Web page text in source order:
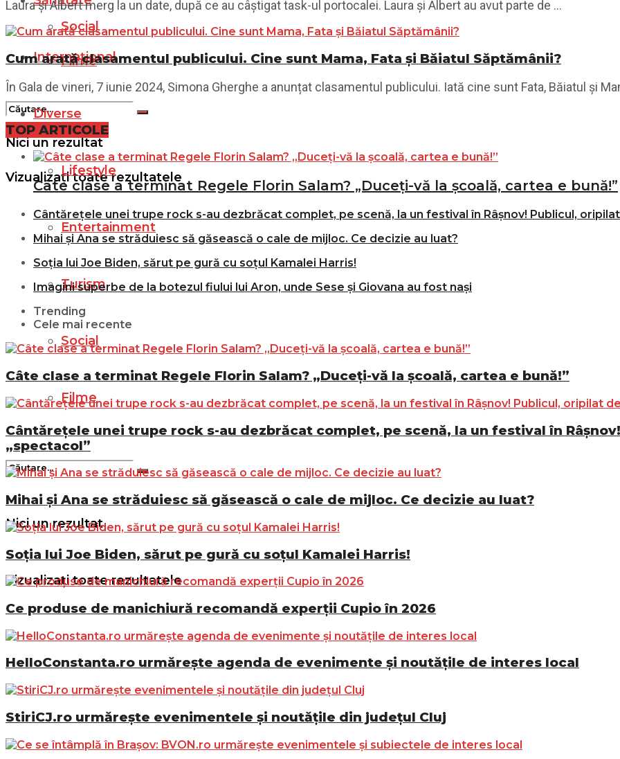
Social
Filme
Nici un rezultat
Vizualizați toate rezultatele
Internațional
Diverse
Lifestyle
Entertainment
Turism
Social
Filme
Nici un rezultat
Vizualizați toate rezultatele
Laura și Albert merg la un date, după ce au câștigat task-ul portocalei. Laura și Albert au avut parte de ...
Cum arată clasamentul publicului. Cine sunt Mama, Fata și Băiatul Săptămânii?
În Gala de vineri, 7 iunie 2024, Simona Gherghe a anunțat clasamentul publicului. Iată cine sunt Fata, Băiatul și
TOP ARTICOLE
Câte clase a terminat Regele Florin Salam? „Duceți-vă la școală, cartea e bună!”
Cântărețele unei trupe rock s-au dezbrăcat complet, pe scenă, la un festival în Râșnov! Publicul,
Mihai și Ana se străduiesc să găsească o cale de mijloc. Ce decizie au luat?
Soția lui Joe Biden, sărut pe gură cu soțul Kamalei Harris!
Imagini superbe de la botezul fiului lui Aron, unde Sese și Giovana au fost nași
Trending
Cele mai recente
Câte clase a terminat Regele Florin Salam? „Duceți-vă la școală, cartea e bună!”
Cântărețele unei trupe rock s-au dezbrăcat complet, pe scenă, la un festival în
„spectacol”
Mihai și Ana se străduiesc să găsească o cale de mijloc. Ce decizie au luat?
Soția lui Joe Biden, sărut pe gură cu soțul Kamalei Harris!
Ce produse de manichiură recomandă experții Cupio în 2026
HelloConstanta.ro urmărește agenda de evenimente și noutățile de interes local
StiriCJ.ro urmărește evenimentele și noutățile din județul Cluj